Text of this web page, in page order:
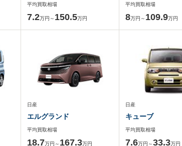
平均買取相場
7.2万円～ 150.5万円
平均買取相場
8万円～ 109.9万円
日産
エルグランド
平均買取相場
18.7万円～ 167.3万円
日産
キューブ
平均買取相場
7.6万円～33.3万円